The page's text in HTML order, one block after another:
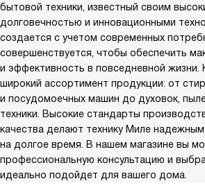
бытовой техники, известный своим
долговечностью и инновационными
создается с учетом современных
совершенствуется, чтобы обеспечить
и эффективность в повседневной жизни.
широкий ассортимент продукции: от
и посудомоечных машин до духовок,
техники. Высокие стандарты
качества делают технику Миле
на долгое время. В нашем магазине вы
профессиональную консультацию и
идеально подойдет для вашего дома.